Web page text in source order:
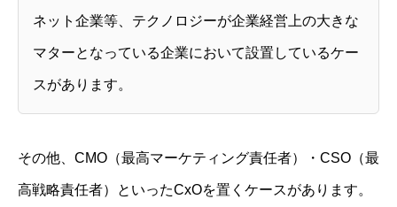
ネット企業等、テクノロジーが企業経営上の大きな
マターとなっている企業において設置しているケー
スがあります。
その他、CMO（最高マーケティング責任者）・CSO（最
高戦略責任者）といったCxOを置くケースがあります。